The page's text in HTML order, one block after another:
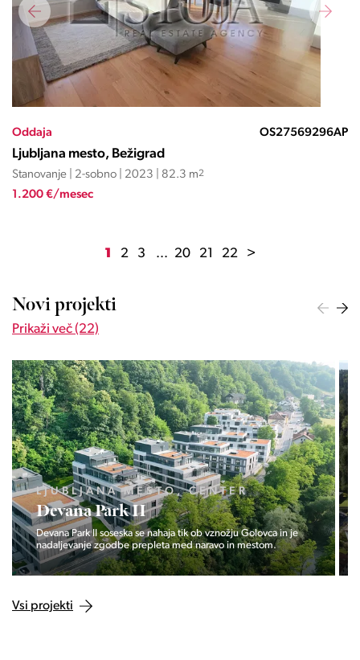
Oddaja OS27569296AP
Ljubljana mesto, Bežigrad
Stanovanje | 2-sobno | 2023 | 82.3 m2
1.200 €/mesec
1 2 3 ... 20 21 22 >
Novi projekti
Prikaži več (22)
LJUBLJANA MESTO, ŠIŠKA, KOSEZE
Pod hribom
Projekt Pod hribom se je pričela gradnja eni izmed najbolj
zaželeni lokaciji v Ljubljani.
Vsi projekti